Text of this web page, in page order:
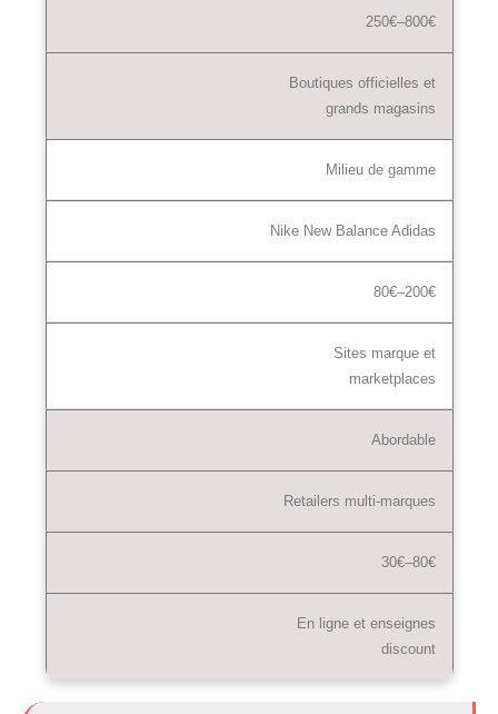
250€–800€
Boutiques officielles et
grands magasins
Milieu de gamme
Nike New Balance Adidas
80€–200€
Sites marque et
marketplaces
Abordable
Retailers multi-marques
30€–80€
En ligne et enseignes
discount